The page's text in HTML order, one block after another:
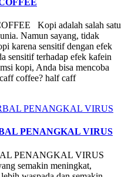
Kopi adalah salah satu
Namun sayang, tidak
karena sensitif dengan efek
sensitif terhadap efek kafein
kopi, Anda bisa mencoba
coffee? half caff
PENANGKAL VIRUS
PENANGKAL VIRUS
semakin meningkat,